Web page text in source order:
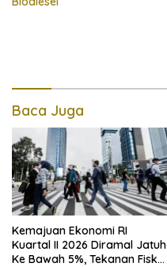
Baca Juga
Kemajuan Ekonomi RI
Kuartal II 2026 Diramal Jatuh
Ke Bawah 5%, Tekanan Fiskal